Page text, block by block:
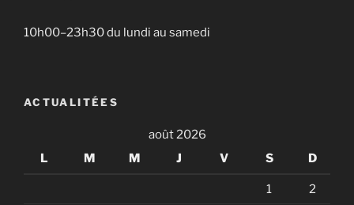
10h00–23h30 du lundi au samedi
ACTUALITÉES
août 2026
L
M M J V S D
1 2